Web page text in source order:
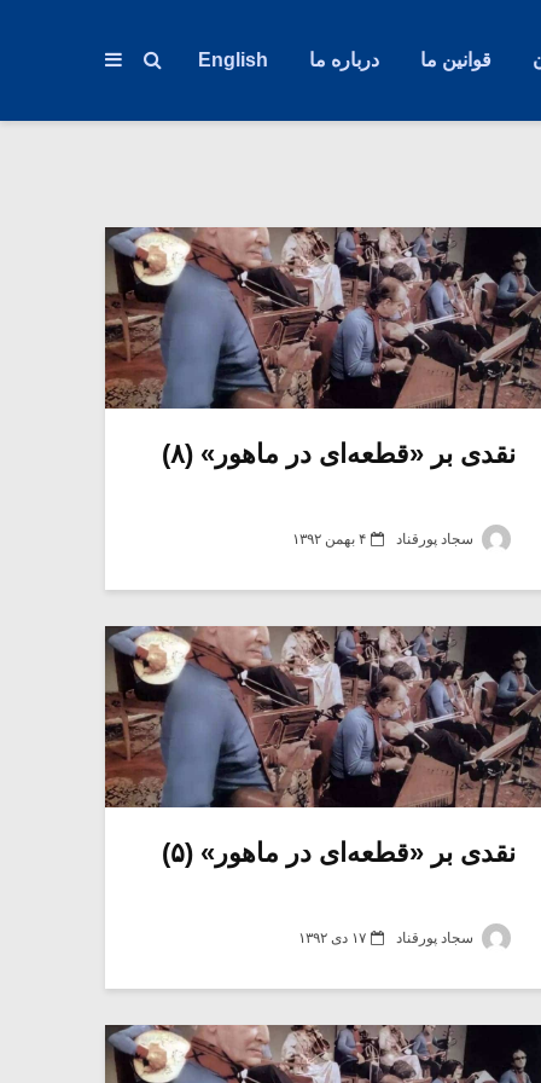
قوانین ما درباره ما English
نقدی بر «قطعه‌ای در ماهور» (۸)
سجاد پورقناد ۴ بهمن ۱۳۹۲
نقدی بر «قطعه‌ای در ماهور» (۵)
سجاد پورقناد ۱۷ دی ۱۳۹۲
میکلوش روژا